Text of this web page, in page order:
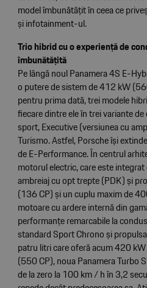
model îmbunătățit în ceea ce
și infotainment-ul.
Trio hibrid cu o experiență de
îmbunătățită
Pe lângă noul Panamera 4S E-
o putere de sistem de 412 kW
pentru prima dată, trei modele
fiecare dintre ele în trei variante
sport, Executive (versiunea cu
Turismo. Astfel, Porsche își
de E-Performance. În centrul
motorul electric, care este
ambreiaj cu opt trepte (PDK) și
(136 CP) și un cuplu maxim de
motoare cu ardere internă din
performanțe remarcabile la
standard Sport Chrono și
patru litri care oferă acum 420
(550 CP), noua Panamera Turbo
de la zero la 100 km / h în 3,2